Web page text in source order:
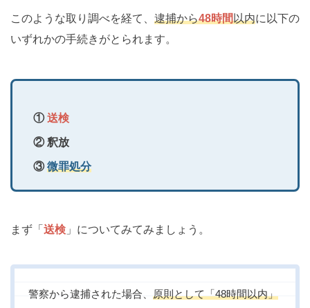
このような取り調べを経て、 逮捕から48時間以内に以下の
いずれかの手続きがとられます。
①送検
② 釈放
③微罪処分
まず「 送検 」についてみてみましょう。
警察から逮捕された場合、 原則として「48時間以内」